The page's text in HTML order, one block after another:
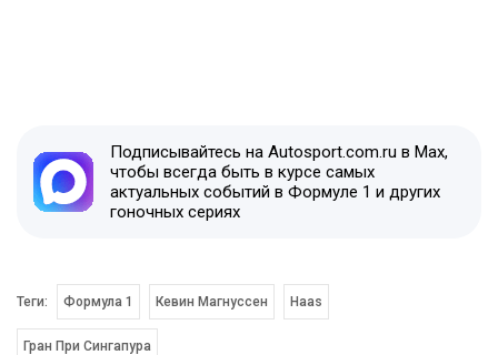
Подписывайтесь на Autosport.com.ru в Max,
чтобы всегда быть в курсе самых
актуальных событий в Формуле 1 и других
гоночных сериях
Теги: Формула 1 Кевин Магнуссен Haas
Гран При Сингапура